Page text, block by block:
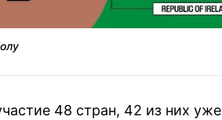
48 стран, 42 из них уже